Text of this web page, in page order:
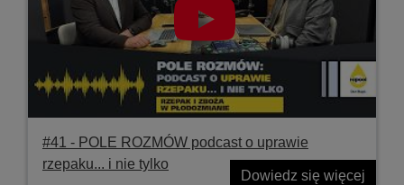
#41 ‐ POLE ROZMÓW podcast o uprawie
rzepaku... i nie tylko
Dowiedz się więcej